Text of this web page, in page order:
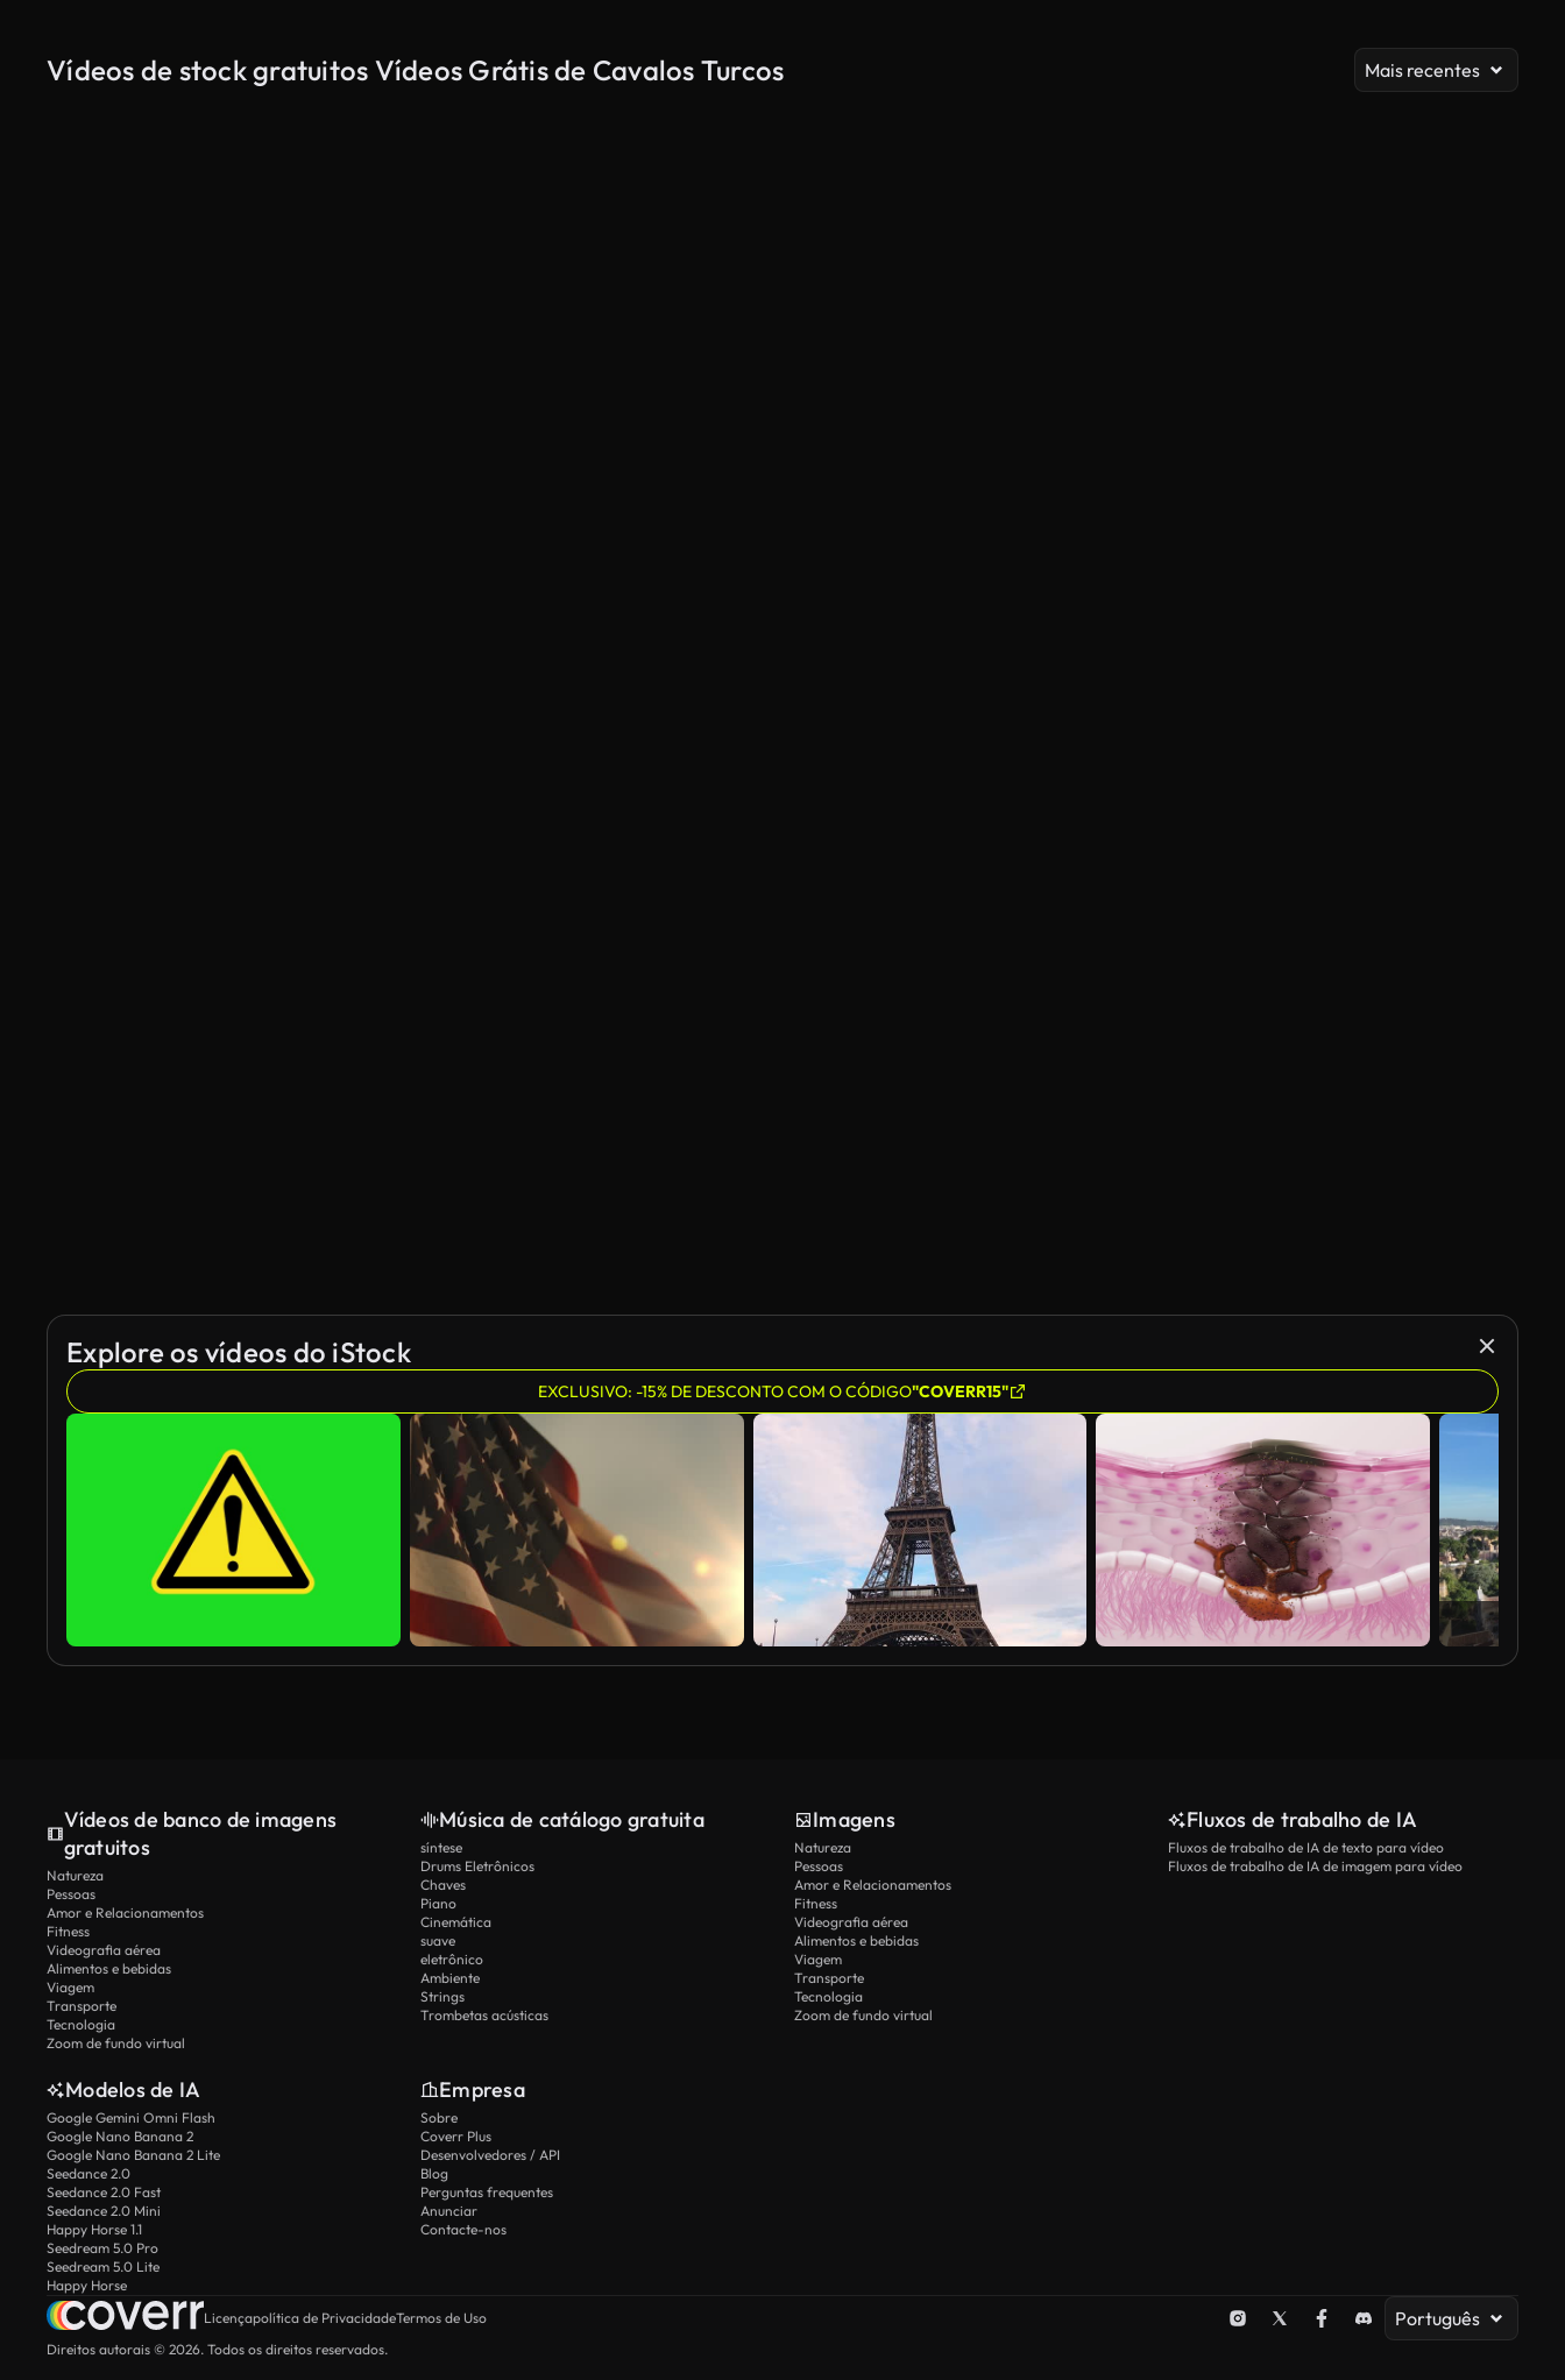
Vídeos de stock gratuitos Vídeos Grátis de Cavalos Turcos Mais recentes
Explore os vídeos do iStock
EXCLUSIVO: -15% DE DESCONTO COM O CÓDIGO"COVERR15"
Vídeos de banco de imagens
gratuitos
Natureza
Pessoas
Amor e Relacionamentos
Fitness
Videografia aérea
Alimentos e bebidas
Viagem
Transporte
Tecnologia
Zoom de fundo virtual
Música de catálogo gratuita
síntese
Drums Eletrônicos
Chaves
Piano
Cinemática
suave
eletrônico
Ambiente
Strings
Trombetas acústicas
Imagens
Natureza
Pessoas
Amor e Relacionamentos
Fitness
Videografia aérea
Alimentos e bebidas
Viagem
Transporte
Tecnologia
Zoom de fundo virtual
Fluxos de trabalho de IA
Fluxos de trabalho de IA de texto para vídeo
Fluxos de trabalho de IA de imagem para vídeo
Modelos de IA
Google Gemini Omni Flash
Google Nano Banana 2
Google Nano Banana 2 Lite
Seedance 2.0
Seedance 2.0 Fast
Seedance 2.0 Mini
Happy Horse 1.1
Seedream 5.0 Pro
Seedream 5.0 Lite
Happy Horse
Empresa
Sobre
Coverr Plus
Desenvolvedores / API
Blog
Perguntas frequentes
Anunciar
Contacte-nos
Licençapolítica de PrivacidadeTermos de Uso Português
Direitos autorais © 2026. Todos os direitos reservados.